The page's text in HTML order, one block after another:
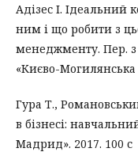
Адізес І. Ідеальний
ним і що робити з
менеджменту. Пер. з
«Києво-Могилянська
Гура Т.,
в бізнесі:
Мадрид». 2017. 100 с